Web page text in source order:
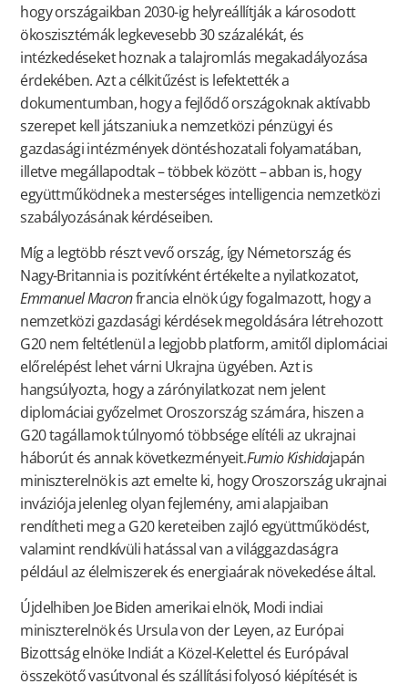
hogy országaikban 2030-ig helyreállítják a károsodott
ökoszisztémák legkevesebb 30 százalékát, és
intézkedéseket hoznak a talajromlás megakadályozása
érdekében. Azt a célkitűzést is lefektették a
dokumentumban, hogy a fejlődő országoknak aktívabb
szerepet kell játszaniuk a nemzetközi pénzügyi és
gazdasági intézmények döntéshozatali folyamatában,
illetve megállapodtak – többek között – abban is, hogy
együttműködnek a mesterséges intelligencia nemzetközi
szabályozásának kérdéseiben.
Míg a legtöbb részt vevő ország, így Németország és
Nagy-Britannia is pozitívként értékelte a nyilatkozatot,
Emmanuel Macronfrancia elnök úgy fogalmazott, hogy a
nemzetközi gazdasági kérdések megoldására létrehozott
G20 nem feltétlenül a legjobb platform, amitől diplomáciai
előrelépést lehet várni Ukrajna ügyében. Azt is
hangsúlyozta, hogy a zárónyilatkozat nem jelent
diplomáciai győzelmet Oroszország számára, hiszen a
G20 tagállamok túlnyomó többsége elítéli az ukrajnai
háborút és annak következményeit.Fumio Kishidajapán
miniszterelnök is azt emelte ki, hogy Oroszország ukrajnai
inváziója jelenleg olyan fejlemény, ami alapjaiban
rendítheti meg a G20 kereteiben zajló együttműködést,
valamint rendkívüli hatással van a világgazdaságra
például az élelmiszerek és energiaárak növekedése által.
Újdelhiben Joe Biden amerikai elnök, Modi indiai
miniszterelnök és Ursula von der Leyen, az Európai
Bizottság elnöke Indiát a Közel-Kelettel és Európával
összekötő vasútvonal és szállítási folyosó kiépítését is